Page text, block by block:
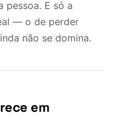
pessoa. E só a
— o de perder
não se domina.
em